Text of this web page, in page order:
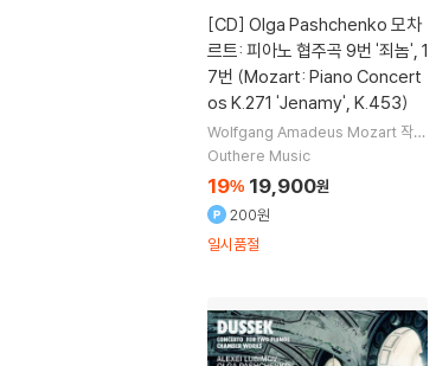
[CD] Olga Pashchenko 모차
르트: 피아노 협주곡 9번 '죄놈', 1
7번 (Mozart: Piano Concert
os K.271 'Jenamy', K.453)
Wolfgang Amadeus Mozart 작곡
Olga Pashchenko
Outhere Music
19% 19,900원
200원
일시품절